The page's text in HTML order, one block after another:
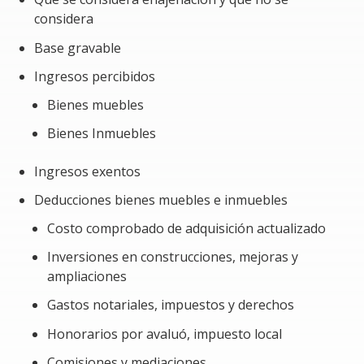
Aprovechar todos los elementos que integran el
pagar en tiempo y forma.
Cumplir correctamente con las obligaciones.
Problemática a resolver al tomar el Curso/Taller
cálculo, pueden surgir errores que podrían tener un
impacto económico para el contribuyente. Por lo tanto,
conocer con precisión el procedimiento permitiría
Pago de recargos y actualización debido a
considera
Base gravable
Ingresos percibidos
Bienes muebles
Bienes Inmuebles
Ingresos exentos
Deducciones bienes muebles e inmuebles
Costo comprobado de adquisición actualizado
Inversiones en construcciones, mejoras y
ampliaciones
Gastos notariales, impuestos y derechos
Honorarios por avaluó, impuesto local